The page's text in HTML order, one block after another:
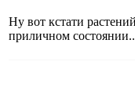
Ну вот кстати
приличном